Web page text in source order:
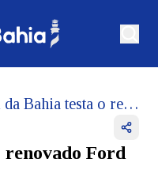
Farol da Bahia testa o renovado Ford Territory 2025
renovado Ford